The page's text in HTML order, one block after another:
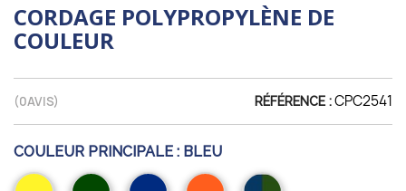
CORDAGE POLYPROPYLÈNE DE
COULEUR
(0AVIS) RÉFÉRENCE :CPC2541
COULEUR PRINCIPALE : BLEU
Jaune
Vert Bleu Orange Bleu/Vert